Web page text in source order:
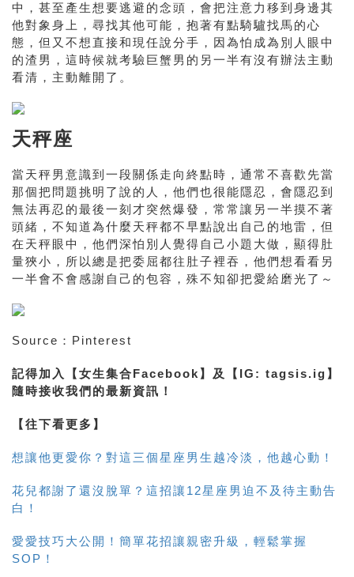
中，甚至產生想要逃避的念頭，會把注意力移到身邊其
他對象身上，尋找其他可能，抱著有點騎驢找馬的心
態，但又不想直接和現任說分手，因為怕成為別人眼中
的渣男，這時候就考驗巨蟹男的另一半有沒有辦法主動
看清，主動離開了。
天秤座
當天秤男意識到一段關係走向終點時，通常不喜歡先當
那個把問題挑明了說的人，他們也很能隱忍，會隱忍到
無法再忍的最後一刻才突然爆發，常常讓另一半摸不著
頭緒，不知道為什麼天秤都不早點說出自己的地雷，但
在天秤眼中，他們深怕別人覺得自己小題大做，顯得肚
量狹小，所以總是把委屈都往肚子裡吞，他們想看看另
一半會不會感謝自己的包容，殊不知卻把愛給磨光了～
Source：Pinterest
記得加入【女生集合Facebook 】及【 IG: tagsis.ig 】
隨時接收我們的最新資訊！
【往下看更多】
想讓他更愛你？對這三個星座男生越冷淡，他越心動！
花兒都謝了還沒脫單？這招讓12星座男迫不及待主動告
白！
愛愛技巧大公開！簡單花招讓親密升級，輕鬆掌握
SOP！